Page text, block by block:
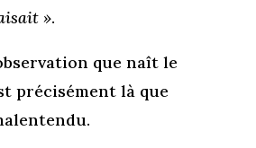
».
que naît le
précisément là que